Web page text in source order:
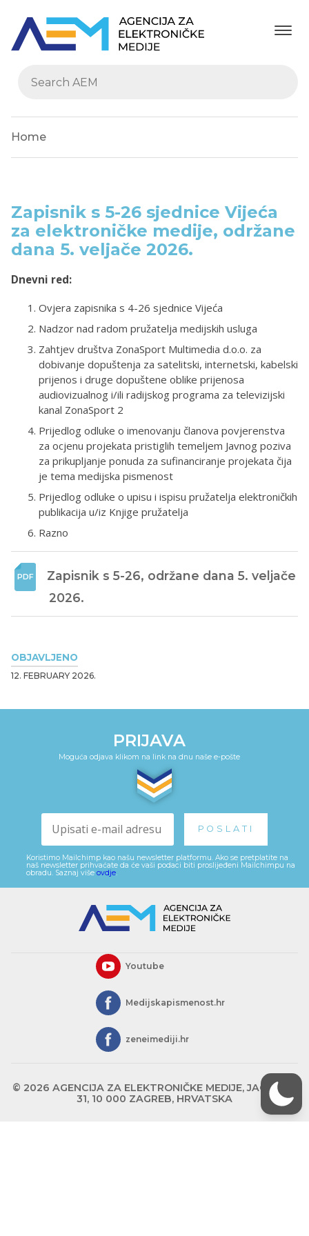
Home
OBJAVLJENO
12. FEBRUARY 2026.
Zapisnik s 5-26 sjednice Vijeća
za elektroničke medije, održane
dana 5. veljače 2026.
Dnevni red:
Ovjera zapisnika s 4-26 sjednice Vijeća
Nadzor nad radom pružatelja medijskih usluga
Zahtjev društva ZonaSport Multimedia d.o.o. za
dobivanje dopuštenja za satelitski, internetski, kabelski
prijenos i druge dopuštene oblike prijenosa
audiovizualnog i/ili radijskog programa za televizijski
kanal ZonaSport 2
Prijedlog odluke o imenovanju članova povjerenstva
za ocjenu projekata pristiglih temeljem Javnog poziva
za prikupljanje ponuda za sufinanciranje projekata čija
je tema medijska pismenost
Prijedlog odluke o upisu i ispisu pružatelja elektroničkih
publikacija u/iz Knjige pružatelja
Razno
Zapisnik s 5-26, održane dana 5. veljače
2026.
PRIJAVA
Moguća odjava klikom na link na dnu naše e-pošte
Koristimo Mailchimp kao našu newsletter platformu. Ako se pretplatite na
naš newsletter prihvaćate da će vaši podaci biti proslijeđeni Mailchimpu na
obradu. Saznaj više ovdje
Youtube
Medijskapismenost.hr
zeneimediji.hr
© 2026 AGENCIJA ZA ELEKTRONIČKE MEDIJE, JAGIĆEVA
31, 10 000 ZAGREB, HRVATSKA